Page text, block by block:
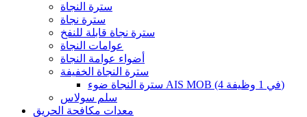
سترة النجاة
سترة نجاة
سترة نجاة قابلة للنفخ
عوامات النجاة
أضواء عوامة النجاة
سترة النجاة الخفيفة
سترة النجاة ضوء AIS MOB (4 في 1 وظيفة)
سلم سولاس
معدات مكافحة الحريق